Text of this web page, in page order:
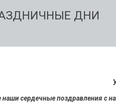
ДНИ
наши сердечные поздравления с